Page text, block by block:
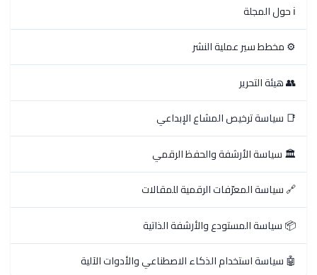
ℹ️ حول المجلة
⚙️ مخطط سير عملية النشر
👥 هيئة التحرير
📑 سياسة ترخيص المشاع الإبداعي
🏛️ سياسة الأرشفة والحفظ الرقمي
🔗 سياسة المعرّفات الرقمية للمقالات
📦 سياسة المستودع والأرشفة الذاتية
🤖 سياسة استخدام الذكاء الاصطناعي والأدوات الآلية